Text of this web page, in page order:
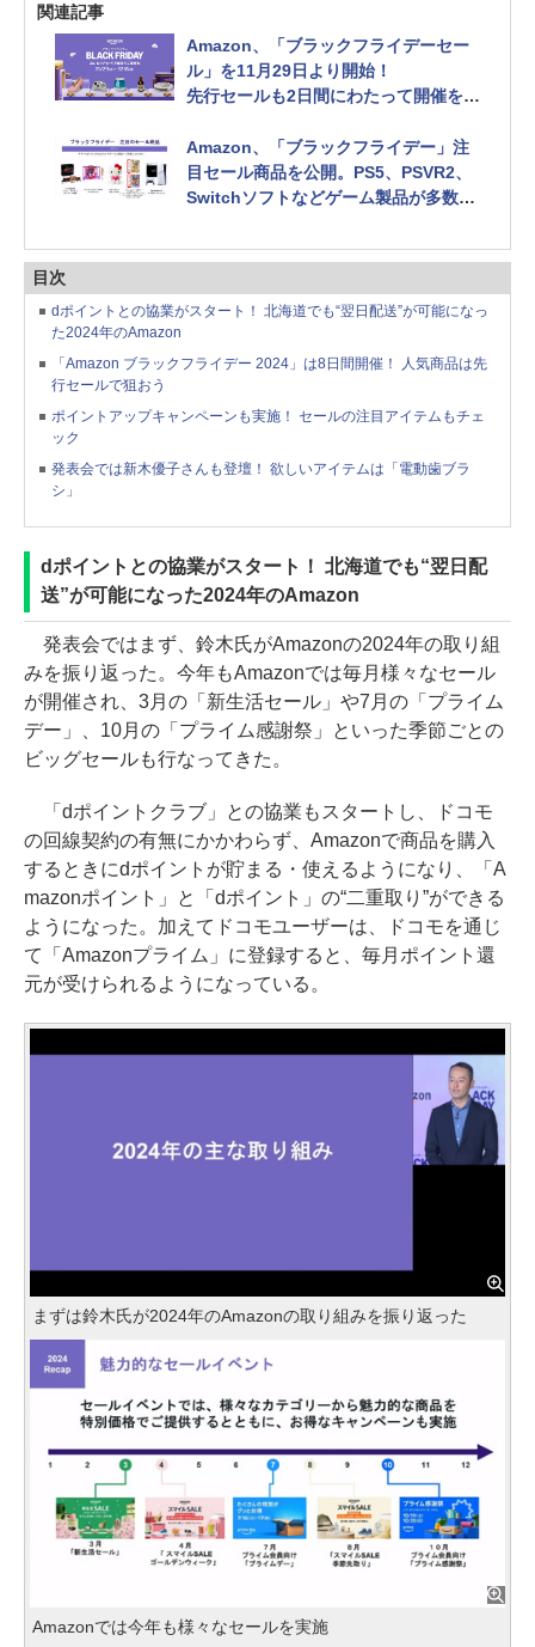
関連記事
Amazon、「ブラックフライデーセー
ル」を11月29日より開始！
先行セールも2日間にわたって開催を予
Amazon、「ブラックフライデー」注
目セール商品を公開。PS5、PSVR2、
Switchソフトなどゲーム製品が多数ラ
目次
dポイントとの協業がスタート！ 北海道でも“翌日配送”が可能になっ
た2024年のAmazon
「Amazon ブラックフライデー 2024」は8日間開催！ 人気商品は先
行セールで狙おう
ポイントアップキャンペーンも実施！ セールの注目アイテムもチェ
ック
発表会では新木優子さんも登壇！ 欲しいアイテムは「電動歯ブラ
シ」
dポイントとの協業がスタート！ 北海道でも“翌日配
送”が可能になった2024年のAmazon
発表会ではまず、鈴木氏がAmazonの2024年の取り組
みを振り返った。今年もAmazonでは毎月様々なセール
が開催され、3月の「新生活セール」や7月の「プライム
デー」、10月の「プライム感謝祭」といった季節ごとの
ビッグセールも行なってきた。
「dポイントクラブ」との協業もスタートし、ドコモ
の回線契約の有無にかかわらず、Amazonで商品を購入
するときにdポイントが貯まる・使えるようになり、「A
mazonポイント」と「dポイント」の“二重取り”ができる
ようになった。加えてドコモユーザーは、ドコモを通じ
て「Amazonプライム」に登録すると、毎月ポイント還
元が受けられるようになっている。
まずは鈴木氏が2024年のAmazonの取り組みを振り返った
Amazonでは今年も様々なセールを実施